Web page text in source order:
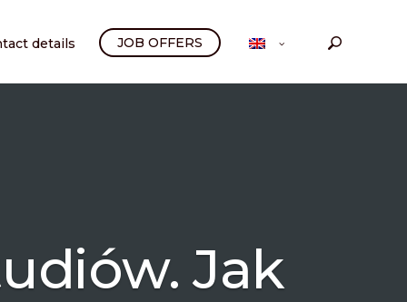
details JOB OFFERS
Jak